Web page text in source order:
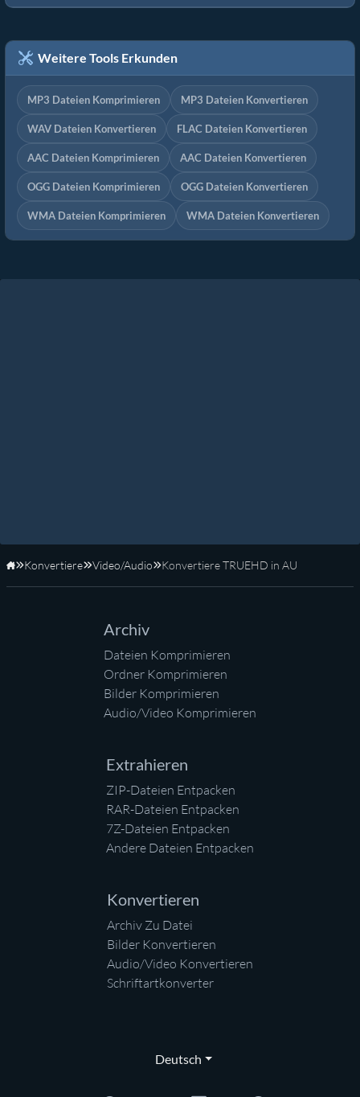
Weitere Tools Erkunden
MP3 Dateien Komprimieren MP3 Dateien Konvertieren
WAV Dateien Konvertieren FLAC Dateien Konvertieren
AAC Dateien Komprimieren AAC Dateien Konvertieren
OGG Dateien Komprimieren OGG Dateien Konvertieren
WMA Dateien Komprimieren WMA Dateien Konvertieren
Startseite
Konvertiere Video/Audio Konvertiere TRUEHD in AU
Archiv
Dateien Komprimieren
Ordner Komprimieren
Bilder Komprimieren
Audio/Video Komprimieren
Extrahieren
ZIP-Dateien Entpacken
RAR-Dateien Entpacken
7Z-Dateien Entpacken
Andere Dateien Entpacken
Konvertieren
Archiv Zu Datei
Bilder Konvertieren
Audio/Video Konvertieren
Schriftartkonverter
Deutsch